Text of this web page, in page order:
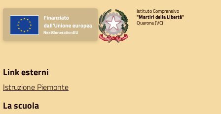
Istituto Comprensivo
"Martiri della Libertà"
Quarona (VC)
Link esterni
Istruzione Piemonte
La scuola